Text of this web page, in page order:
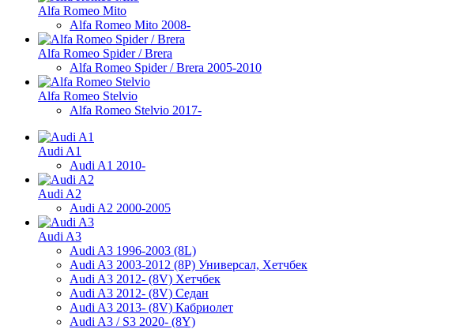
Alfa Romeo Mito
Alfa Romeo Mito 2008-
Alfa Romeo Spider / Brera
Alfa Romeo Spider / Brera 2005-2010
Alfa Romeo Stelvio
Alfa Romeo Stelvio 2017-
Audi A1
Audi A1 2010-
Audi A2
Audi A2 2000-2005
Audi A3
Audi A3 1996-2003 (8L)
Audi A3 2003-2012 (8P) Универсал, Хетчбек
Audi A3 2012- (8V) Хетчбек
Audi A3 2012- (8V) Седан
Audi A3 2013- (8V) Кабриолет
Audi A3 / S3 2020- (8Y)